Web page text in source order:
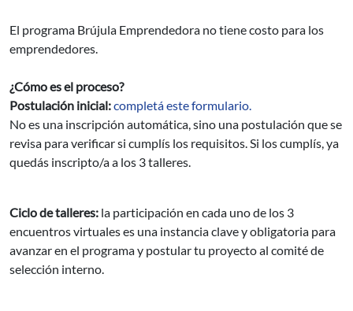
El programa Brújula Emprendedora no tiene costo para los
emprendedores.
¿Cómo es el proceso?
Postulación inicial:completá este formulario.
No es una inscripción automática, sino una postulación que se
revisa para verificar si cumplís los requisitos. Si los cumplís, ya
quedás inscripto/a a los 3 talleres.
Ciclo de talleres: la participación en cada uno de los 3
encuentros virtuales es una instancia clave y obligatoria para
avanzar en el programa y postular tu proyecto al comité de
selección interno.